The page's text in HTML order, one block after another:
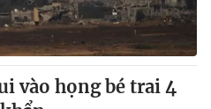
vào họng bé trai 4